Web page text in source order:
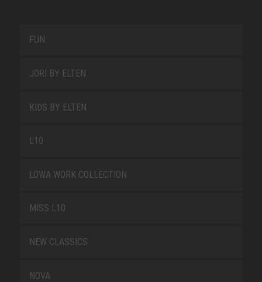
FUN
JORI BY ELTEN
KIDS BY ELTEN
L10
LOWA WORK COLLECTION
MISS L10
NEW CLASSICS
NOVA